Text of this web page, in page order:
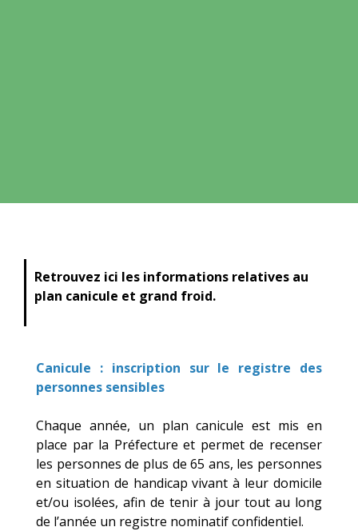
Retrouvez ici les informations relatives au
plan canicule et grand froid.
Canicule : inscription sur le registre des
personnes sensibles
Chaque année, un plan canicule est mis en
place par la Préfecture et permet de recenser
les personnes de plus de 65 ans, les personnes
en situation de handicap vivant à leur domicile
et/ou isolées, afin de tenir à jour tout au long
de l’année un registre nominatif confidentiel.